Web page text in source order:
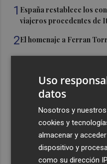
1 España restablece los
viajeros procedentes de
2El homenaje a Ferran
pueblo: "Allá donde voy
Foios se vuelca con
La serie murciana
peluche malhablado y
redes: así es 'Yván y Lolo'
Uso
datos
Nosotros y
cookies y
almacenar y
dispositivo y
como su dirección